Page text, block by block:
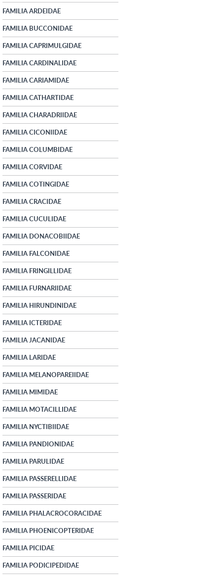
FAMILIA ARDEIDAE
FAMILIA BUCCONIDAE
FAMILIA CAPRIMULGIDAE
FAMILIA CARDINALIDAE
FAMILIA CARIAMIDAE
FAMILIA CATHARTIDAE
FAMILIA CHARADRIIDAE
FAMILIA CICONIIDAE
FAMILIA COLUMBIDAE
FAMILIA CORVIDAE
FAMILIA COTINGIDAE
FAMILIA CRACIDAE
FAMILIA CUCULIDAE
FAMILIA DONACOBIIDAE
FAMILIA FALCONIDAE
FAMILIA FRINGILLIDAE
FAMILIA FURNARIIDAE
FAMILIA HIRUNDINIDAE
FAMILIA ICTERIDAE
FAMILIA JACANIDAE
FAMILIA LARIDAE
FAMILIA MELANOPAREIIDAE
FAMILIA MIMIDAE
FAMILIA MOTACILLIDAE
FAMILIA NYCTIBIIDAE
FAMILIA PANDIONIDAE
FAMILIA PARULIDAE
FAMILIA PASSERELLIDAE
FAMILIA PASSERIDAE
FAMILIA PHALACROCORACIDAE
FAMILIA PHOENICOPTERIDAE
FAMILIA PICIDAE
FAMILIA PODICIPEDIDAE